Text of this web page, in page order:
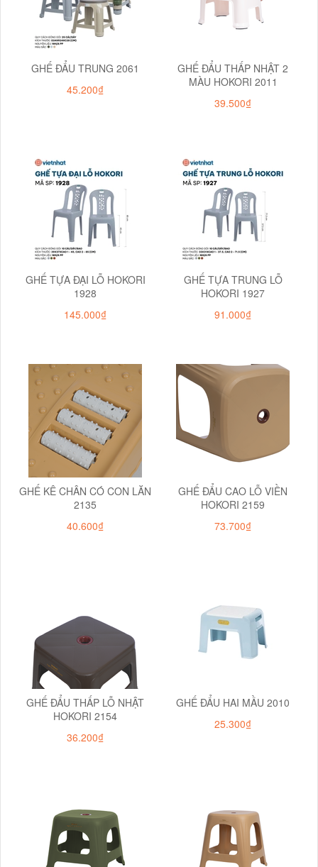
GHẾ ĐẨU TRUNG 2061
45.200₫
GHẾ ĐẨU THẤP NHẬT 2
MÀU HOKORI 2011
39.500₫
GHẾ TỰA ĐẠI LỖ HOKORI
1928
145.000₫
GHẾ TỰA TRUNG LỖ
HOKORI 1927
91.000₫
GHẾ KÊ CHÂN CÓ CON LĂN
2135
40.600₫
GHẾ ĐẨU CAO LỖ VIỀN
HOKORI 2159
73.700₫
GHẾ ĐẨU THẤP LỖ NHẬT
HOKORI 2154
36.200₫
GHẾ ĐẨU HAI MẦU 2010
25.300₫